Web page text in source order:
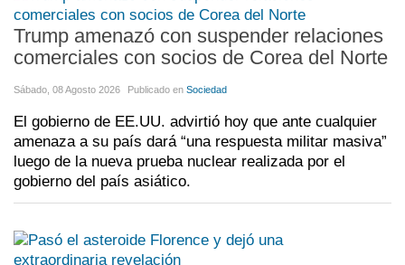
Trump amenazó con suspender relaciones
comerciales con socios de Corea del Norte
Sábado, 08 Agosto 2026 Publicado en Sociedad
El gobierno de EE.UU. advirtió hoy que ante cualquier
amenaza a su país dará “una respuesta militar masiva”
luego de la nueva prueba nuclear realizada por el
gobierno del país asiático.